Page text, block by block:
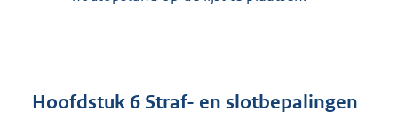
Hoofdstuk 6 Straf- en slotbepalingen